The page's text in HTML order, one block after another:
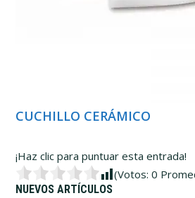
CUCHILLO CERÁMICO
¡Haz clic para puntuar esta entrada!
(Votos:0
NUEVOS ARTÍCULOS